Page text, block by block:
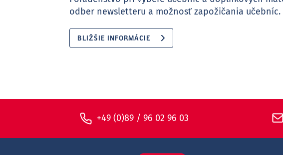
odber newsletteru a možnosť zapožičania učebníc.
BLIŽŠIE INFORMÁCIE
+49 (0)89 / 96 02 96 03